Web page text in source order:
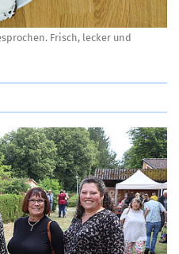
Frisch, lecker und